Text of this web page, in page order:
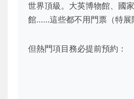
世界頂級。大英博物館、國
館……這些都不用門票（特展
但熱門項目務必提前預約：